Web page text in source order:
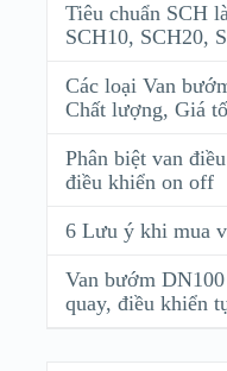
Tiêu chuẩn SCH
SCH10, SCH20,
Các loại Van
Chất lượng, Giá
Phân biệt van
điều khiển on off
6 Lưu ý khi mua
Van bướm
quay, điều khiển